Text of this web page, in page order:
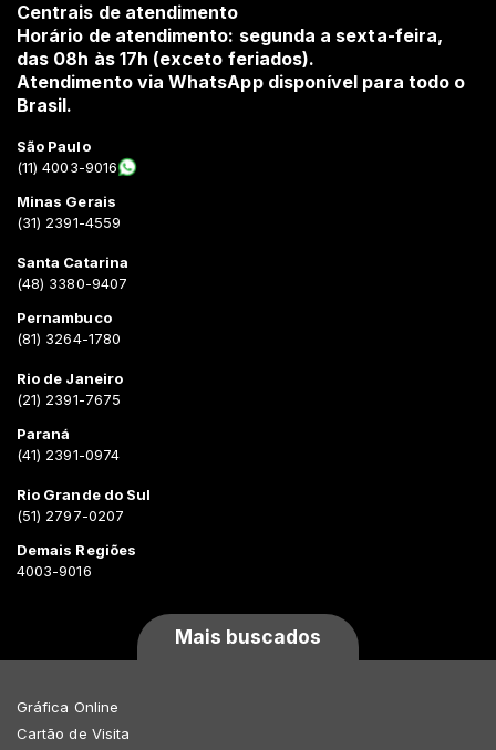
Centrais de atendimento
Horário de atendimento: segunda a sexta-feira,
das 08h às 17h (exceto feriados).
Atendimento via WhatsApp disponível para todo o
Brasil.
São Paulo
(11) 4003-9016
Minas Gerais
(31) 2391-4559
Santa Catarina
(48) 3380-9407
Pernambuco
(81) 3264-1780
Rio de Janeiro
(21) 2391-7675
Paraná
(41) 2391-0974
Rio Grande do Sul
(51) 2797-0207
Demais Regiões
4003-9016
Mais buscados
Gráfica Online
Cartão de Visita